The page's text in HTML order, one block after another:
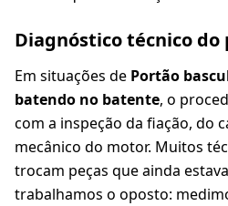
Diagnóstico técnico do
Em situações de Portão
batendo no batente, o
com a inspeção da fiação, do
mecânico do motor. Muitos
trocam peças que ainda
trabalhamos o oposto: